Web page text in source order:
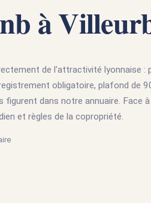
à
de l'attractivité
obligatoire, plafond
dans notre annuaire.
et règles de la copropriété.